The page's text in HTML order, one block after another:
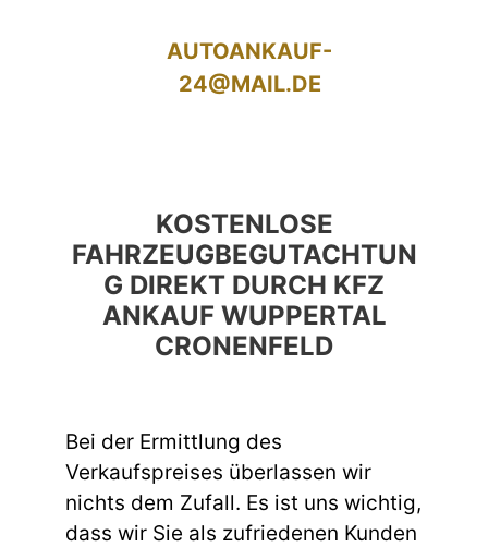
AUTOANKAUF-
24@MAIL.DE
KOSTENLOSE
FAHRZEUGBEGUTACHTUN
G DIREKT DURCH KFZ
ANKAUF WUPPERTAL
CRONENFELD
Bei der Ermittlung des
Verkaufspreises überlassen wir
nichts dem Zufall. Es ist uns wichtig,
dass wir Sie als zufriedenen Kunden